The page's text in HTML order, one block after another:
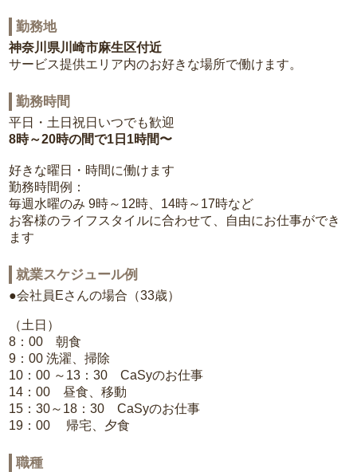
勤務地
神奈川県川崎市麻生区付近
サービス提供エリア内のお好きな場所で働けます。
勤務時間
平日・土日祝日いつでも歓迎
8時～20時の間で1日1時間〜
好きな曜日・時間に働けます
勤務時間例：
毎週水曜のみ 9時～12時、14時～17時など
お客様のライフスタイルに合わせて、自由にお仕事ができ
ます
就業スケジュール例
●会社員Eさんの場合（33歳）
（土日）
8：00 朝食
9：00 洗濯、掃除
10：00 ～13：30 CaSyのお仕事
14：00 昼食、移動
15：30～18：30 CaSyのお仕事
19：00 帰宅、夕食
職種